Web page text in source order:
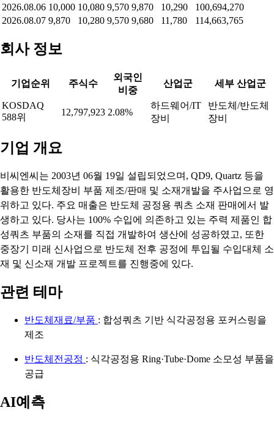
2026.08.06 10,000 10,080 9,570 9,870 10,290
100,694,270
2026.08.07 9,870 10,280 9,570 9,680 11,780 114,663,765
회사 정보
기업순위 주식수
외국인
비중
산업군 세부 산업군
KOSDAQ
588위
12,797,923 2.08%
하드웨어/IT
장비
반도체/반도체
장비
기업 개요
비씨엔씨는 2003년 06월 19일 설립되었으며, QD9, Quartz 등을
활용한 반도체장비 부품 제조/판매 및 소재개발을 주사업으로 영
위하고 있다. 주요 매출은 반도체 공정용 쿼츠 소재 판매에서 발
생하고 있다. 당사는 100% 수입에 의존하고 있는 주력 제품인 합
성쿼츠 부품의 소재를 직접 개발하여 생산에 성공하였고, 또한
중장기 미래 신사업으로 반도체 전후 공정에 투입될 수입대체 소
재 및 신소재 개발 프로젝트를 진행중에 있다.
관련 테마
반도체재료/부품 : 합성쿼츠 기반 식각공정용 포커스링을
제조
반도체전공정 : 식각공정용 Ring·Tube·Dome 소모성 부품을
공급
AI예측